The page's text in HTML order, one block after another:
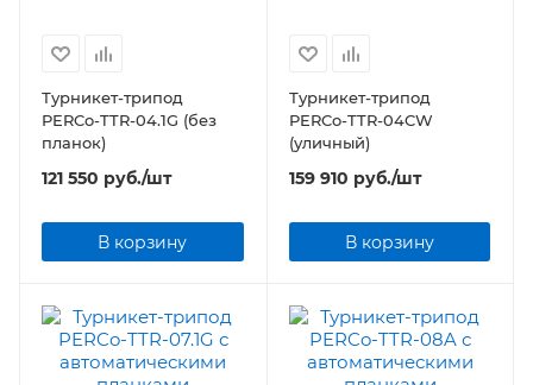
Турникет-трипод
PERCo-TTR-04.1G (без
планок)
121 550 руб./шт
В корзину
Турникет-трипод
PERCo-TTR-04CW
(уличный)
159 910 руб./шт
В корзину